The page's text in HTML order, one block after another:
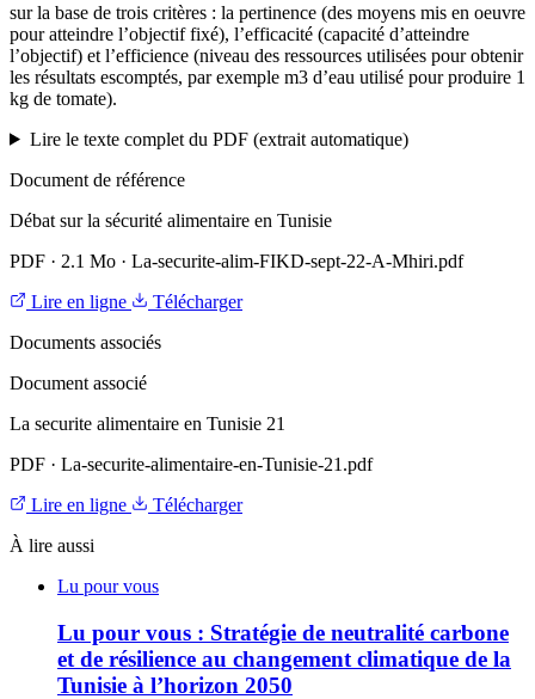
sur la base de trois critères : la pertinence (des moyens mis en oeuvre
pour atteindre l’objectif fixé), l’efficacité (capacité d’atteindre
l’objectif) et l’efficience (niveau des ressources utilisées pour obtenir
les résultats escomptés, par exemple m3 d’eau utilisé pour produire 1
kg de tomate).
Lire le texte complet du PDF (extrait automatique)
Document de référence
Débat sur la sécurité alimentaire en Tunisie
PDF · 2.1 Mo · La-securite-alim-FIKD-sept-22-A-Mhiri.pdf
Lire en ligne
Télécharger
Documents associés
Document associé
La securite alimentaire en Tunisie 21
PDF · La-securite-alimentaire-en-Tunisie-21.pdf
Lire en ligne
Télécharger
À lire aussi
Lu pour vous
Lu pour vous : Stratégie de neutralité carbone
et de résilience au changement climatique de la
Tunisie à l’horizon 2050